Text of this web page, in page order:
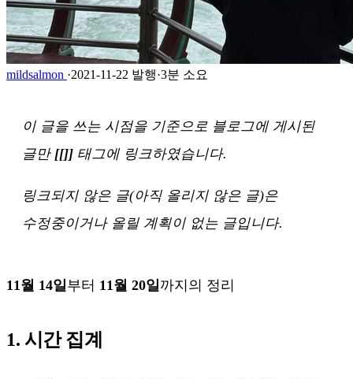
mildsalmon ·2021-11-22 발행·3분 소요
이 글을 쓰는 시점을 기준으로 블로그에 게시된
글만 [[]] 태그에 링크하였습니다.
링크되지 않은 글(아직 올리지 않은 글)은
수정중이거나 올릴 계획이 없는 글입니다.
11월 14일부터 11월 20일까지의 정리
1. 시간 집계